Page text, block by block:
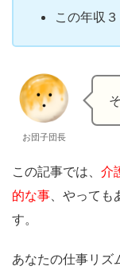
この年収
お団子団長
この記事では、 介
的な事、やっても
す。
あなたの仕事リズ